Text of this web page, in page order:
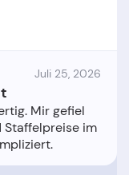
Juli 25, 2026
Mir gefiel
Staffelpreise im